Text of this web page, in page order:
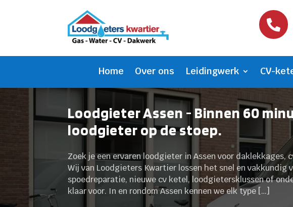

Home Over ons Leidingwerk CV-
Loodgieter Assen - Binnen 60
loodgieter op de stoep.
Zoek je een ervaren loodgieter in Assen voor daklekkages,
Wij van Loodgieters Kwartier lossen het snel en vakkundig
spoedreparatie, nieuwe cv ketel, loodgietersklussen of
klaar voor. In en rondom Assen kennen we elk type […]